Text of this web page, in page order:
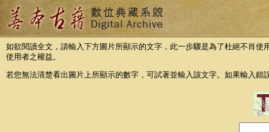
如欲閱讀全文，請輸入下方圖片所顯示的文字，此一步驟是為了杜絕不肖
使用者之權益。
若您無法清楚看出圖片上所顯示的數字，可試著並輸入該文字。如果輸入錯